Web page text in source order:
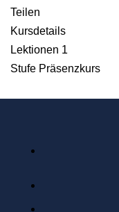
Teilen
Kursdetails
Lektionen 1
Stufe Präsenzkurs